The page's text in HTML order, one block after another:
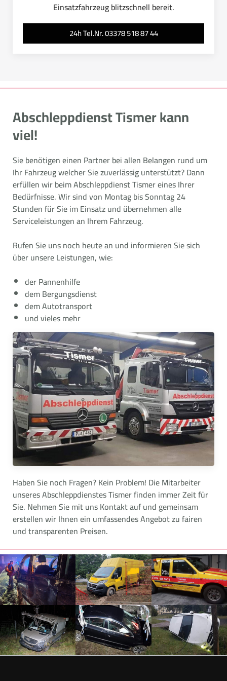
Einsatzfahrzeug blitzschnell bereit.
24h Tel.Nr. 03378 518 87 44
Abschleppdienst Tismer kann
viel!
Sie benötigen einen Partner bei allen Belangen rund um
Ihr Fahrzeug welcher Sie zuverlässig unterstützt? Dann
erfüllen wir beim Abschleppdienst Tismer eines Ihrer
Bedürfnisse. Wir sind von Montag bis Sonntag 24
Stunden für Sie im Einsatz und übernehmen alle
Serviceleistungen an Ihrem Fahrzeug.
Rufen Sie uns noch heute an und informieren Sie sich
über unsere Leistungen, wie:
der Pannenhilfe
dem Bergungsdienst
dem Autotransport
und vieles mehr
Haben Sie noch Fragen? Kein Problem! Die Mitarbeiter
unseres Abschleppdienstes Tismer finden immer Zeit für
Sie. Nehmen Sie mit uns Kontakt auf und gemeinsam
erstellen wir Ihnen ein umfassendes Angebot zu fairen
und transparenten Preisen.